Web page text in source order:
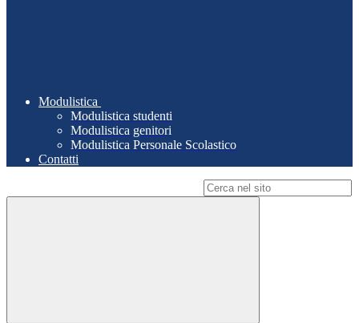
Modulistica
Modulistica studenti
Modulistica genitori
Modulistica Personale Scolastico
Contatti